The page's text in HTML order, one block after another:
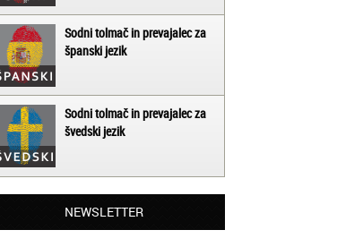
Sodni tolmač in prevajalec za
španski jezik
Sodni tolmač in prevajalec za
švedski jezik
NEWSLETTER
Matjaž iz Ajdovščine: